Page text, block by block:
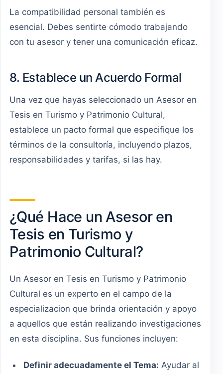
La compatibilidad personal también es
esencial. Debes sentirte cómodo trabajando
con tu asesor y tener una comunicación eficaz.
8. Establece un Acuerdo Formal
Una vez que hayas seleccionado un Asesor en
Tesis en Turismo y Patrimonio Cultural,
establece un pacto formal que especifique los
términos de la consultoría, incluyendo plazos,
responsabilidades y tarifas, si las hay.
¿Qué Hace un Asesor en
Tesis en Turismo y
Patrimonio Cultural?
Un Asesor en Tesis en Turismo y Patrimonio
Cultural es un experto en el campo de la
especializacion que brinda orientación y apoyo
a aquellos que están realizando investigaciones
en esta disciplina. Sus funciones incluyen:
Definir adecuadamente el Tema: Ayudar al